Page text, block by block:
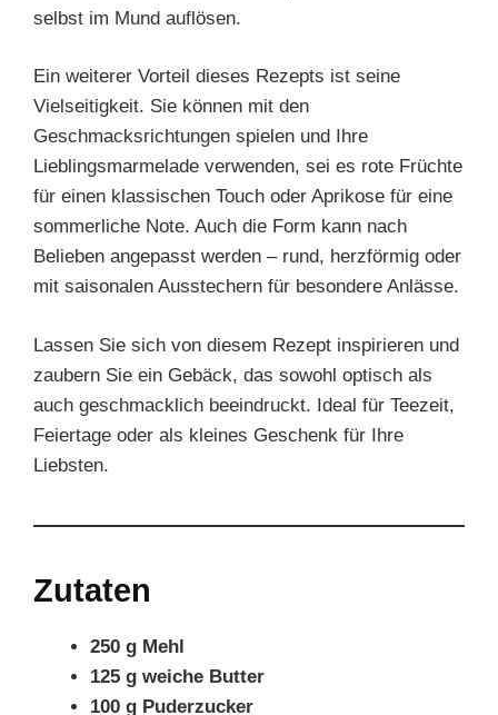
selbst im Mund auflösen.
Ein weiterer Vorteil dieses Rezepts ist seine
Vielseitigkeit. Sie können mit den
Geschmacksrichtungen spielen und Ihre
Lieblingsmarmelade verwenden, sei es rote Früchte
für einen klassischen Touch oder Aprikose für eine
sommerliche Note. Auch die Form kann nach
Belieben angepasst werden – rund, herzförmig oder
mit saisonalen Ausstechern für besondere Anlässe.
Lassen Sie sich von diesem Rezept inspirieren und
zaubern Sie ein Gebäck, das sowohl optisch als
auch geschmacklich beeindruckt. Ideal für Teezeit,
Feiertage oder als kleines Geschenk für Ihre
Liebsten.
Zutaten
250 g Mehl
125 g weiche Butter
100 g Puderzucker